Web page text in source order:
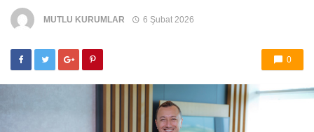
MUTLU KURUMLAR 6 Şubat 2026
0